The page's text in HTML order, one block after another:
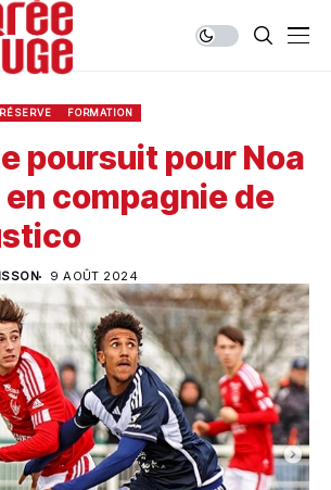
FORMATION
poursuit pour Noa
compagnie de
9 AOÛT 2024